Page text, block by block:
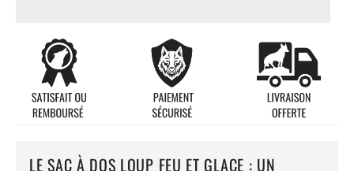
LE SAC À DOS LOUP FEU ET GLACE : UN